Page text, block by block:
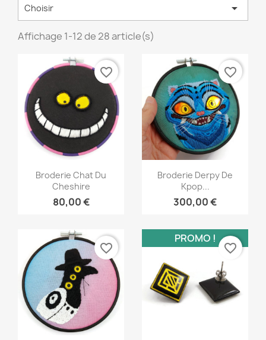
Choisir 
Affichage 1-12 de 28 article(s)
Aperçu rapide
Broderie Chat Du
Cheshire
80,00 €
favorite_border
Aperçu rapide
Broderie Derpy De
Kpop...
300,00 €
favorite_border
favorite_border
PROMO !
favorite_border